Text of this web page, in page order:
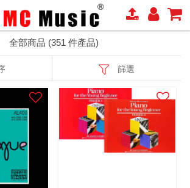
全部商品 (351 件產品)
篩選